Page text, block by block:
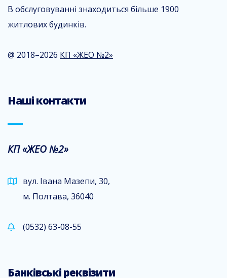
В обслуговуванні знаходиться більше 1900
житлових будинків.
@ 2018–2026 КП «ЖЕО №2»
Наші контакти
КП «ЖЕО №2»
вул. Івана Мазепи, 30,
м. Полтава, 36040
(0532) 63-08-55
Банківські реквізити